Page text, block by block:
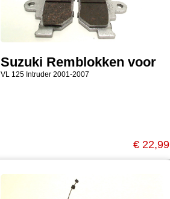
Suzuki Remblokken voor
VL 125 Intruder 2001-2007
€ 22,99